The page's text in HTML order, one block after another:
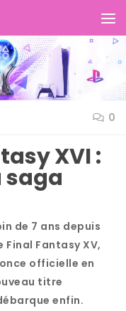
0
XVI :
saga
de 7 ans depuis
Final Fantasy XV,
officielle en
titre
enfin.